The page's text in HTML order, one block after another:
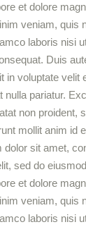
et dolore
veniam, quis
laboris nisi
Duis
in voluptate velit
nulla pariatur.
non proident,
mollit anim id
dolor sit amet,
sed do
et dolore
veniam, quis
laboris nisi